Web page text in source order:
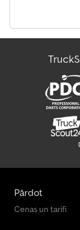
Pārdot
Cenas un tarifi